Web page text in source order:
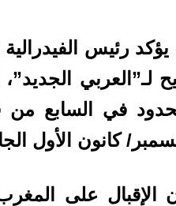
رئيس
لـ”العربي
في السابع
كانون الأول
على